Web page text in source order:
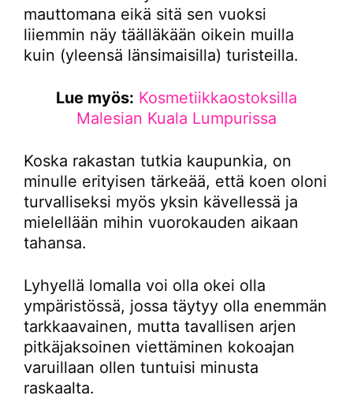
mauttomana eikä sitä sen vuoksi
liiemmin näy täälläkään oikein muilla
kuin (yleensä länsimaisilla) turisteilla.
Lue myös: Kosmetiikkaostoksilla
Malesian Kuala Lumpurissa
Koska rakastan tutkia kaupunkia, on
minulle erityisen tärkeää, että koen oloni
turvalliseksi myös yksin kävellessä ja
mielellään mihin vuorokauden aikaan
tahansa.
Lyhyellä lomalla voi olla okei olla
ympäristössä, jossa täytyy olla enemmän
tarkkaavainen, mutta tavallisen arjen
pitkäjaksoinen viettäminen kokoajan
varuillaan ollen tuntuisi minusta
raskaalta.